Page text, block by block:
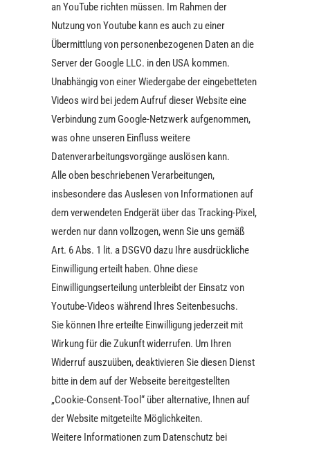
an YouTube richten müssen. Im Rahmen der
Nutzung von Youtube kann es auch zu einer
Übermittlung von personenbezogenen Daten an die
Server der Google LLC. in den USA kommen.
Unabhängig von einer Wiedergabe der eingebetteten
Videos wird bei jedem Aufruf dieser Website eine
Verbindung zum Google-Netzwerk aufgenommen,
was ohne unseren Einfluss weitere
Datenverarbeitungsvorgänge auslösen kann.
Alle oben beschriebenen Verarbeitungen,
insbesondere das Auslesen von Informationen auf
dem verwendeten Endgerät über das Tracking-Pixel,
werden nur dann vollzogen, wenn Sie uns gemäß
Art. 6 Abs. 1 lit. a DSGVO dazu Ihre ausdrückliche
Einwilligung erteilt haben. Ohne diese
Einwilligungserteilung unterbleibt der Einsatz von
Youtube-Videos während Ihres Seitenbesuchs.
Sie können Ihre erteilte Einwilligung jederzeit mit
Wirkung für die Zukunft widerrufen. Um Ihren
Widerruf auszuüben, deaktivieren Sie diesen Dienst
bitte in dem auf der Webseite bereitgestellten
„Cookie-Consent-Tool“ über alternative, Ihnen auf
der Website mitgeteilte Möglichkeiten.
Weitere Informationen zum Datenschutz bei